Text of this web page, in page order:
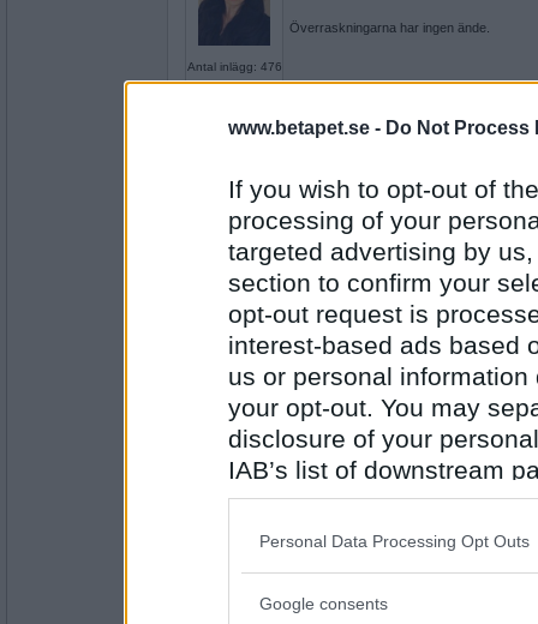
www.betapet.se - Do Not Process
If you wish to opt-out of
processing of your
targeted advertising by
section to confirm your
opt-out request is
interest-based ads based
us or personal
your opt-out. You may
disclosure of your
IAB’s list of downstream
also be disclosed by us
Downstream Participants
Please note that this
Personal Data Processing Opt Outs
Google consents
Antal inlägg: 476
Överraskningarna har ingen ände.
Antal inlägg:
16685
vad upptäckte du när du undersökte
bara få klarar av det
Antal inlägg:
5687
Har du nåt tips på hur man hanterar den
identiteter?
Kanske blommor, choklad och smicker